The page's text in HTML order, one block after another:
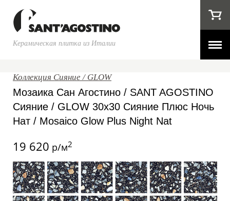
Керамическая плитка из Италии
Коллекция Сияние / GLOW
Мозаика Сан Агостино / SANT AGOSTINO
Сияние / GLOW 30x30 Сияние Плюс Ночь
Нат / Mosaico Glow Plus Night Nat
19 620 р/м2